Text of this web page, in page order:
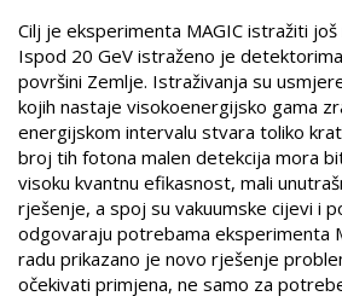
Cilj je eksperimenta MAGIC istražiti
Ispod 20 GeV istraženo je
površini Zemlje. Istraživanja su
kojih nastaje visokoenergijsko gama
energijskom intervalu stvara toliko
broj tih fotona malen detekcija mora
visoku kvantnu efikasnost, mali
rješenje, a spoj su vakuumske cijevi i
odgovaraju potrebama eksperimenta
radu prikazano je novo rješenje
očekivati primjena, ne samo za